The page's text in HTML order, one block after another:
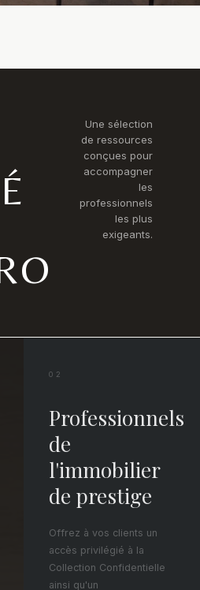
Une sélection
de ressources
conçues pour
accompagner
les
professionnels
les plus
exigeants.
02
Professionnels
de
l'immobilier
de prestige
Offrez à vos clients un
accès privilégié à la
Collection Confidentielle
ainsi qu'un